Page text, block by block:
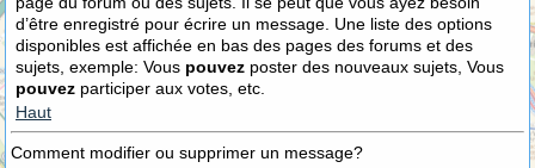
d’être enregistré pour écrire un message. Une liste des options
disponibles est affichée en bas des pages des forums et des
sujets, exemple: Vous pouvez poster des nouveaux sujets, Vous
pouvez participer aux votes, etc.
Haut
Comment modifier ou supprimer un message?